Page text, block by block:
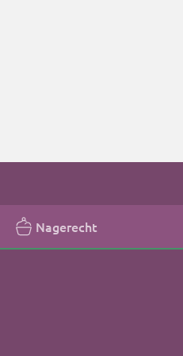
Nagerecht